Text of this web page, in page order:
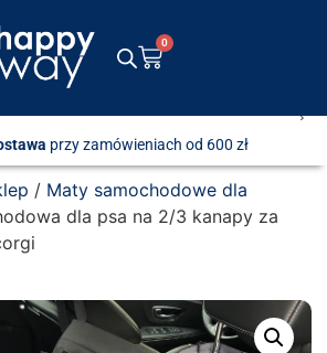
0
przy zamówieniach od 600 zł
/ Maty samochodowe dla
dla psa na 2/3 kanapy za